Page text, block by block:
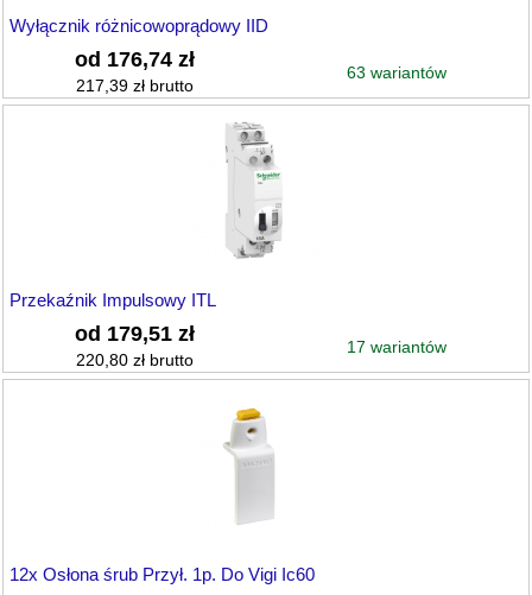
Wyłącznik różnicowoprądowy IID
od 176,74 zł
217,39 zł brutto
63 wariantów
Przekaźnik Impulsowy ITL
od 179,51 zł
220,80 zł brutto
17 wariantów
12x Osłona śrub Przył. 1p. Do Vigi Ic60